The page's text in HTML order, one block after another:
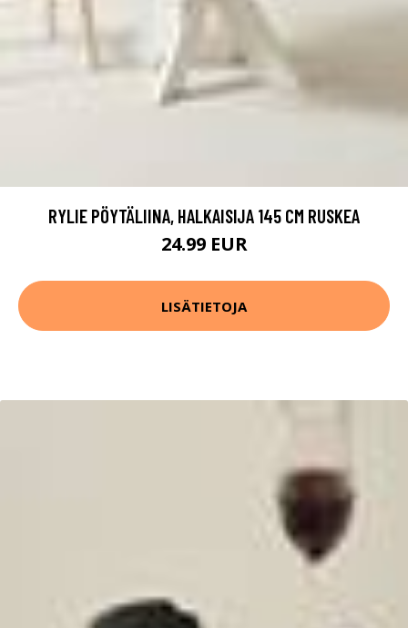
RYLIE PÖYTÄLIINA, HALKAISIJA 145 CM RUSKEA
24.99 EUR
LISÄTIETOJA